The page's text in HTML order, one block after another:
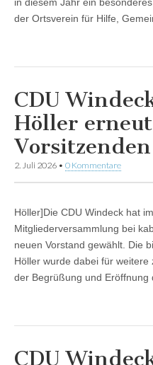
der Ortsverein für Hilfe,
CDU
Höller
Vorsitzenden
2. Juli 2026 • 0 Kommentare
Höller]Die CDU Windeck hat
Mitgliederversammlung bei
neuen Vorstand gewählt. Die
Höller wurde dabei für
der Begrüßung und Eröffnung
CDU